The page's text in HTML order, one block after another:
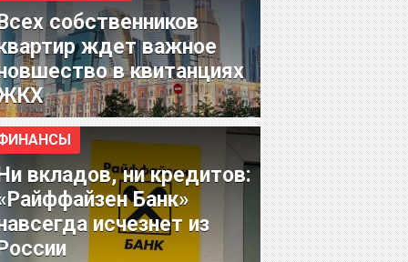
Всех собственников
ждет важное
в квитанциях
Ни вкладов, ни кредитов:
Банк»
исчезнет из
России